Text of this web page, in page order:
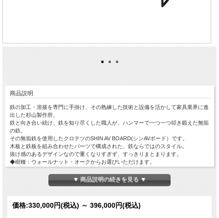
商品説明
鉄の加工・溶接を専門に手掛け、その熟練した技術と設備を活かして家具業界に進
出した杉山製作所。
鉄と向き合い続け、鉄を知り尽くした職人が、ハンマーで一つ一つ叩き鍛えた無垢
の鉄。
その無垢鉄を使用したクロテツのSHIN AV BOARD(シンAVボード）です。
木板と鉄板を組み合わせたパーツで構成された、鉄ならではのスタイル。
抜け感のあるデザインなので重くなりすぎず、すっきりまとまります。
◆樹種：ウォールナット・オークからお選びいただけます。
◆サイズ：1600mm・1800mm・2000mmからお選びいただけます（サイズによっ
て価格が変わります）。
▼ 商品説明の続きを見る ▼
価格:330,000円(税込) ～ 396,000円(税込)